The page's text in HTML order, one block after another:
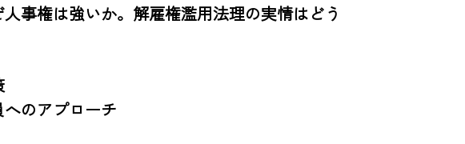
事権は強いか。解雇権濫用法理の実情はどう
のアプローチ